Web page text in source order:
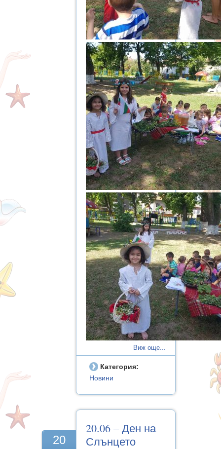
Виж още...
Категория:
Новини
20
20.06 – Ден на
Слънцето